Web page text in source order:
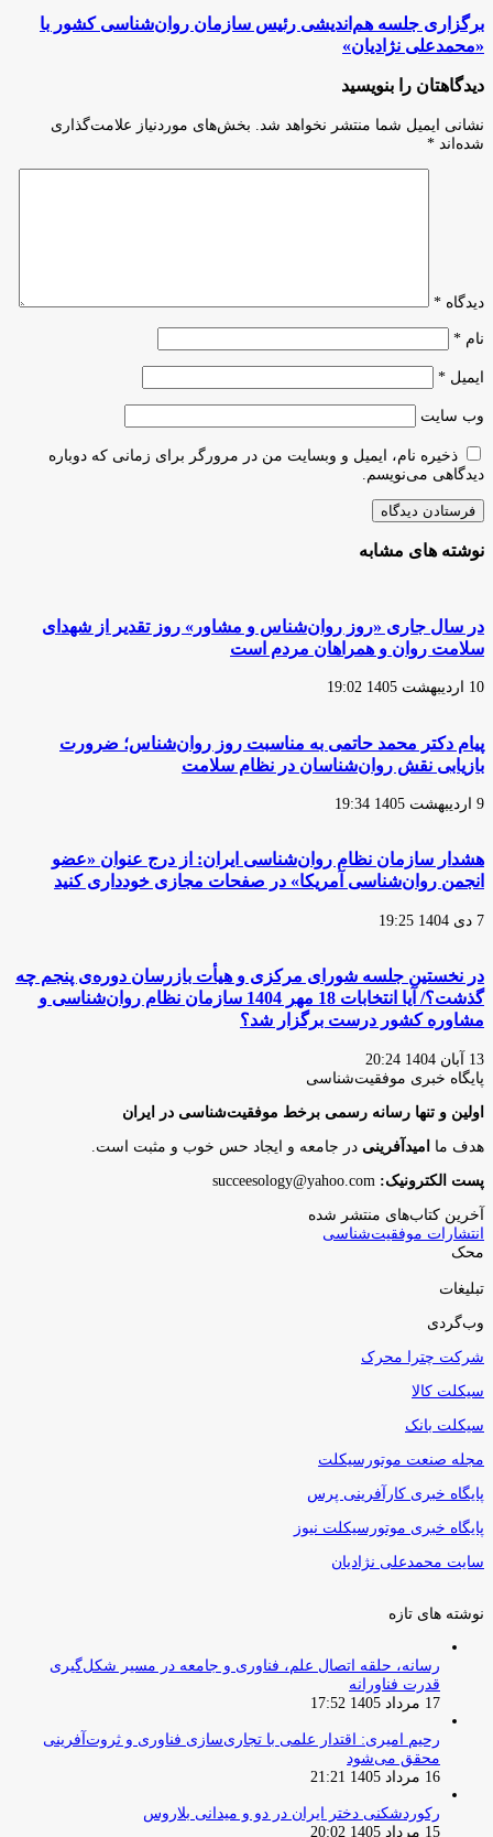
موفقیت
پارک‌های
علم
فناوری
گرو
نگاه
برگزاری
جلسه
هم‌اندیشی
رئیس
سازمان
روان‌شناسی
کشور
با
«محمدعلی
برگزاری جلسه هم‌اندیشی رئیس سازمان روان‌شناسی کشور با
«محمدعلی نژادیان»
دیدگاهتان را بنویسید
نشانی ایمیل شما منتشر نخواهد شد.
بخش‌های موردنیاز علامت‌گذاری
شده‌اند *
دیدگاه *
نام *
ایمیل *
وب‌ سایت
ذخیره نام، ایمیل و وبسایت من در مرورگر برای زمانی که دوباره
دیدگاهی می‌نویسم.
نوشته های مشابه
در سال جاری «روز روان‌شناس و مشاور» روز تقدیر از شهدای
سلامت روان و همراهان مردم است
10 اردیبهشت 1405 19:02
پیام دکتر محمد حاتمی به مناسبت روز روان‌شناس؛ ضرورت
بازیابی نقش روان‌شناسان در نظام سلامت
9 اردیبهشت 1405 19:34
هشدار سازمان نظام روان‌شناسی ایران: از درج عنوان «عضو
انجمن روان‌شناسی آمریکا» در صفحات مجازی خودداری کنید
7 دی 1404 19:25
در نخستین جلسه شورای مرکزی و هیأت بازرسان دوره‌ی پنجم چه
گذشت؟/ آیا انتخابات 18 مهر 1404 سازمان نظام روان‌شناسی و
مشاوره کشور درست برگزار شد؟
13 آبان 1404 20:24
پایگاه‌ خبری موفقیت‌شناسی
اولین و تنها رسانه رسمی برخط موفقیت‌شناسی در ایران
هدف ما امیدآفرینی در جامعه و ایجاد حس خوب و مثبت است.
پست الکترونیک:
آخرین کتاب‌های منتشر شده
انتشارات موفقیت‌شناسی
محک
تبلیغات
وب‌گردی
شرکت چترا محرک
سیکلت کالا
سیکلت بانک
مجله صنعت موتورسیکلت
پایگاه خبری کارآفرینی پرس
پایگاه خبری موتورسیکلت نیوز
سایت محمدعلی نژادیان
نوشته های تازه
رسانه، حلقه اتصال علم، فناوری و جامعه در مسیر شکل‌گیری
قدرت فناورانه
17 مرداد 1405 17:52
رحیم امیری: اقتدار علمی با تجاری‌سازی فناوری و ثروت‌آفرینی
محقق می‌شود
16 مرداد 1405 21:21
رکوردشکنی دختر ایران در دو و میدانی بلاروس
15 مرداد 1405 20:02